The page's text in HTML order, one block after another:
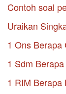
Contoh soal
Uraikan
1 Ons Berapa
1 Sdm
1 RIM Berapa